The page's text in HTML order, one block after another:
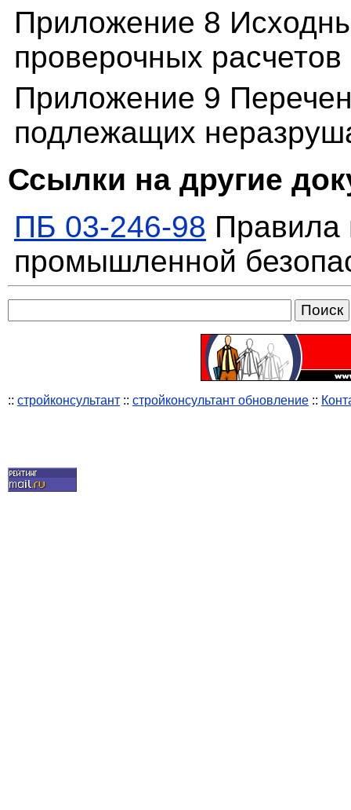
Приложение 8
проверочных
Приложение 9
подлежащих
Ссылки на другие
ПБ 03-246-98 Правила
промышленной
:: стройконсультант :: стройконсультант обновление ::